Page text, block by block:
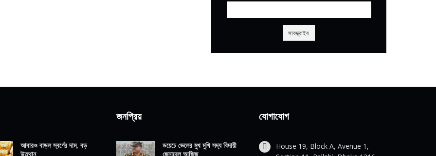
আবারও বাড়ল স্বর্ণের দাম, বড়
উত্থান
জনপ্রিয়
ডয়েচে ভেলের মুখ মুখি সদ্য বিদায়ী
জেনারেল আজিজ
যোগাযোগ
House 19, Block A, Avenue 1,